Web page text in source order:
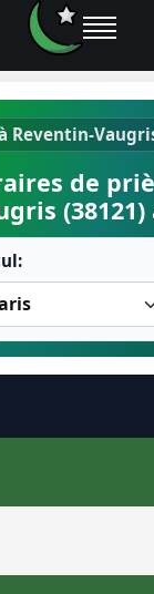
Reventin-
de